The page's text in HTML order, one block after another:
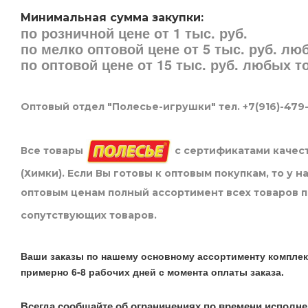
Минимальная сумма закупки:
по розничной цене от 1 тыс. руб.
по мелко оптовой цене от 5 тыс. руб.
по оптовой цене от 15 тыс. руб. любых
Оптовый отдел "Полесье-игрушки" тел. +7(916)-
Все товары
с сертификатами
(Химки). Если Вы готовы к оптовым покупкам, то у
оптовым ценам полный ассортимент всех товаров
сопутствующих товаров.
Ваши заказы по нашему основному ассортименту
примерно 6-8 рабочих дней с момента оплаты заказа.